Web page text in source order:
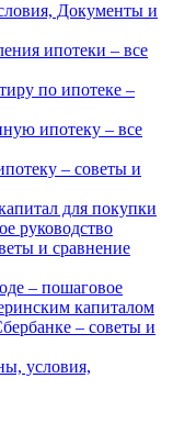
Документы и
ипотеки – все
по ипотеке –
ипотеку – все
– советы и
для покупки
руководство
и сравнение
– пошаговое
капиталом
– советы и
условия,